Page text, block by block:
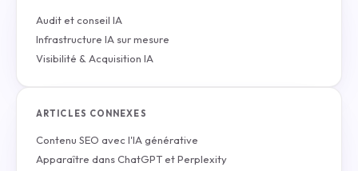
Audit et conseil IA
Infrastructure IA sur mesure
Visibilité & Acquisition IA
ARTICLES CONNEXES
Contenu SEO avec l'IA générative
Apparaître dans ChatGPT et Perplexity